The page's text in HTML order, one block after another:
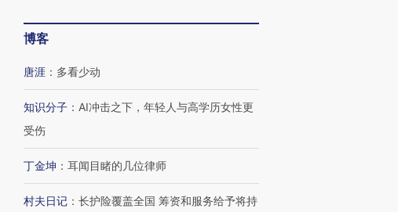
博客
唐涯 ： 多看少动
知识分子 ： AI冲击之下，年轻人与高学历女性更
受伤
丁金坤 ： 耳闻目睹的几位律师
村夫日记 ： 长护险覆盖全国 筹资和服务给予将持